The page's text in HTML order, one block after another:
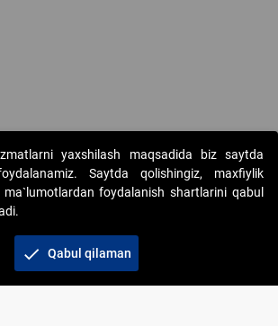
"Elektron onlayn-auksionlarni tashkil etish"
71 202-21-11
yaxshilash maqsadida biz saytda
Saytda qolishingiz, maxfiylik
foydalanish shartlarini qabul
check Qabul qilaman